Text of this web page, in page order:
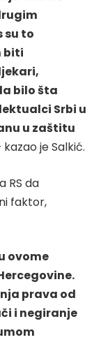
su to
biti
bilo šta
Srbi u
u zaštitu
kazao je Salkić.
RS da
faktor,
ovome
prava od
i negiranje